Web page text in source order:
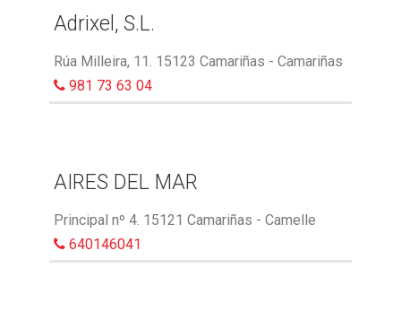
Adrixel, S.L.
Rúa Milleira, 11. 15123 Camariñas - Camariñas
981 73 63 04
AIRES DEL MAR
Principal nº 4. 15121 Camariñas - Camelle
640146041